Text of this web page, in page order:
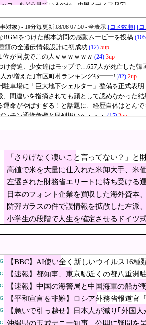
コ」をどう見ているのか―中国メディア [8/7]
地に「京畿道安山市ごみ袋」投棄論争...韓国「恥ず
仕入れた米卸大手、米価下落に
自動運転トラクター…クボタが来春に発売
女性天皇」
対する性接待疑惑、ついに日本や英国メ
テン翼の高橋陽一は実は〇〇を知らなかった」
メージが墜落 [26/08/07] [動物園φ★]
えて韓国陸軍701特攻連隊が『最高のスナイパー』に
した通路側の席に、見知らぬ母子が。車掌の呼び
まうのでしょうか？ 8/7
エリートに待ち受ける運命がや
グ2分期売上3兆4850億ウォンで4%増…営業利益
模の武器売却「確信している」 …米共和
東京駅近くの都八重洲駐車場に
る賃上げを日本に定着させる」 →国家公務員月給
スピ上昇のきっかけに！？」→「今度はコスピを上
日本の店員を黙らせる方法」8/7
「9門開放！（全力放流」中国都市「三峡沿線の道
業を買収した海外資本、「なん
針転換を……
万ウォンに衝撃的な暴落…底だと思ったら」エンタ
足を盗み現行犯逮捕 中国籍の50歳女、所持金は4
「さりげなく凄いこと言ってない？」
ない財務省が……
高値で米を大量に仕入れた米卸大手、米
左遷された財務省エリートに待ち受ける
が……
日本のフォント企業を買収した海外資本
ような方針転換を……
防弾ガラスの件で誤情報を拡散した左
小学生の段階で人生を確定させるドイツ
【BBC】AI使い全く新しいウイルス16種
【速報】都知事、東京駅近くの都八重洲
【速報】中国の海警局と中国海軍の船が
【平和宣言を非難】ロシア外務省報道官
【急いで引っ越せ】日本人が減り｢外国
沖縄県の玉城デニー知事、公開に疑問を